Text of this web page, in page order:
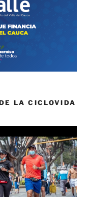
LA CICLOVIDA